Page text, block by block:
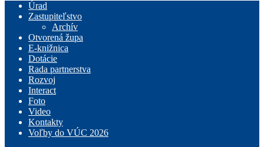
Úrad
Zastupiteľstvo
Archív
Otvorená župa
E-knižnica
Dotácie
Rada partnerstva
Rozvoj
Interact
Foto
Video
Kontakty
Voľby do VÚC 2026